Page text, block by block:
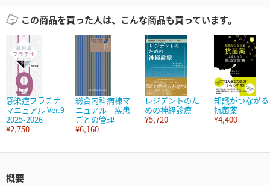
この商品を買った人は、こんな商品も買っています。
感染症プラチナ
マニュアル Ver.9
2025-2026
¥2,750
総合内科病棟マ
ニュアル 疾患
ごとの管理
¥6,160
レジデントのた
めの神経診療
¥5,720
知識がつながる
抗菌薬
¥4,400
概要